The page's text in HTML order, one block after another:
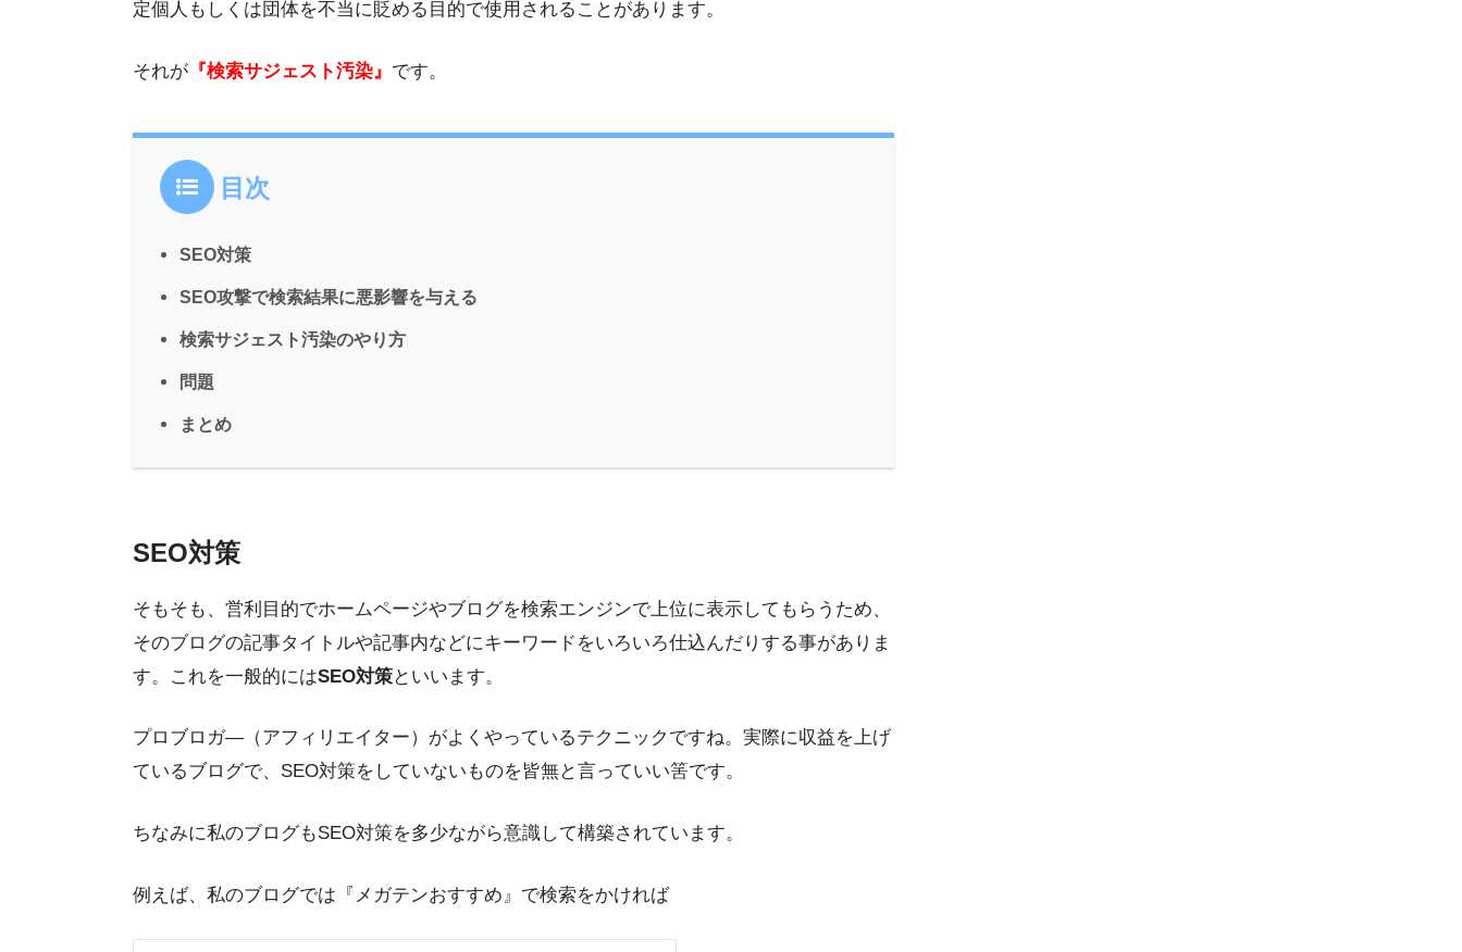
定個人もしくは団体を不当に貶める目的で使用されることがあります。
それが 『検索サジェスト汚染』 です。
目次
SEO対策
SEO攻撃で検索結果に悪影響を与える
検索サジェスト汚染のやり方
問題
まとめ
SEO対策
そもそも、営利目的でホームページやブログを検索エンジンで上位に表示してもらうため、
そのブログの記事タイトルや記事内などにキーワードをいろいろ仕込んだりする事がありま
す。これを一般的にはSEO対策といいます。
プロブロガ―（アフィリエイター）がよくやっているテクニックですね。実際に収益を上げ
ているブログで、SEO対策をしていないものを皆無と言っていい筈です。
ちなみに私のブログもSEO対策を多少ながら意識して構築されています。
例えば、私のブログでは『メガテンおすすめ』で検索をかければ